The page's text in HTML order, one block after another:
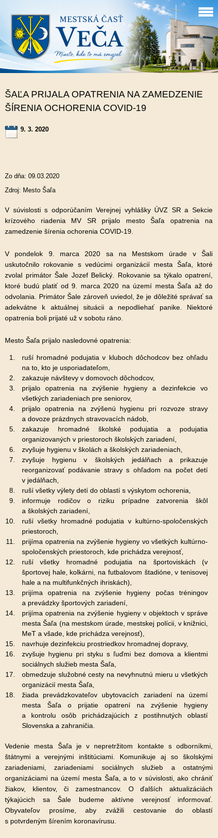
ŠAĽA PRIJALA OPATRENIA NA ZAMEDZENIE
ŠÍRENIA OCHORENIA COVID-19
9. 3. 2020
Zo dňa: 09.03.2020
Zdroj: Mesto Šaľa
V súvislosti s odporúčaním Verejnej vyhlášky ÚVZ SR a Sekcie
krízového riadenia MV SR prijalo mesto Šaľa opatrenia na
zamedzenie šírenia ochorenia COVID-19.
V pondelok 9. marca 2020 sa na Mestskom úrade v Šali
uskutočnilo rokovanie s vedúcimi organizácií mesta Šaľa, ktoré
zvolal primátor Šale Jozef Belický. Rokovanie sa týkalo opatrení,
ktoré budú platiť od 9. marca 2020 na území mesta Šaľa až do
odvolania. Primátor Šale zároveň uviedol, že je dôležité správať sa
adekvátne k aktuálnej situácii a nepodliehať panike. Niektoré
opatrenia boli prijaté už v sobotu ráno.
Mesto Šaľa prijalo nasledovné opatrenia:
ruší hromadné podujatia v kluboch dôchodcov bez ohľadu
na to, kto je usporiadateľom,
zakazuje návštevy v domovoch dôchodcov,
prijalo opatrenia na zvýšenie hygieny a dezinfekcie vo
všetkých zariadeniach pre seniorov,
prijalo opatrenia na zvýšenú hygienu pri rozvoze stravy
a dovoze prázdnych stravovacích nádob,
zakazuje hromadné školské podujatia a podujatia
organizovaných v priestoroch školských zariadení,
zvyšuje hygienu v školách a školských zariadeniach,
zvyšuje hygienu v školských jedálňach a prikazuje
reorganizovať podávanie stravy s ohľadom na počet detí
v jedálňach,
ruší všetky výlety detí do oblastí s výskytom ochorenia,
informuje rodičov o riziku prípadne zatvorenia škôl
a školských zariadení,
ruší všetky hromadné podujatia v kultúrno-spoločenských
priestoroch,
prijíma opatrenia na zvýšenie hygieny vo všetkých kultúrno-
spoločenských priestoroch, kde prichádza verejnosť,
ruší všetky hromadné podujatia na športoviskách (v
športovej hale, kolkárni, na futbalovom štadióne, v tenisovej
hale a na multifunkčných ihriskách),
prijíma opatrenia na zvýšenie hygieny počas tréningov
a prevádzky športových zariadení,
prijíma opatrenia na zvýšenie hygieny v objektoch v správe
mesta Šaľa (na mestskom úrade, mestskej polícii, v knižnici,
MeT a všade, kde prichádza verejnosť),
navrhuje dezinfekciu prostriedkov hromadnej dopravy,
zvyšuje hygienu pri styku s ľuďmi bez domova a klientmi
sociálnych služieb mesta Šaľa,
obmedzuje služobné cesty na nevyhnutnú mieru u všetkých
organizácií mesta Šaľa,
žiada prevádzkovateľov ubytovacích zariadení na území
mesta Šaľa o prijatie opatrení na zvýšenie hygieny
a kontrolu osôb prichádzajúcich z postihnutých oblastí
Slovenska a zahraničia.
Vedenie mesta Šaľa je v nepretržitom kontakte s odborníkmi,
štátnymi a verejnými inštitúciami. Komunikuje aj so školskými
zariadeniami, zariadeniami sociálnych služieb a ostatnými
organizáciami na území mesta Šaľa, a to v súvislosti, ako chrániť
žiakov, klientov, či zamestnancov. O ďalších aktualizáciách
týkajúcich sa Šale budeme aktívne verejnosť informovať.
Obyvateľov prosíme, aby zvážili cestovanie do oblastí
s potvrdeným šírením koronavírusu.